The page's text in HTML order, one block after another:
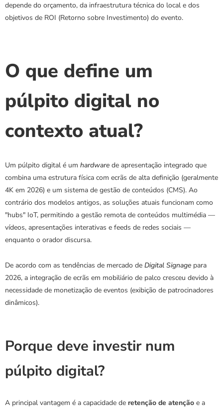
depende do orçamento, da infraestrutura técnica do local e dos
objetivos de ROI (Retorno sobre Investimento) do evento.
O que define um
púlpito digital no
contexto atual?
Um púlpito digital é um hardware de apresentação integrado que
combina uma estrutura física com ecrãs de alta definição (geralmente
4K em 2026) e um sistema de gestão de conteúdos (CMS). Ao
contrário dos modelos antigos, as soluções atuais funcionam como
"hubs" IoT, permitindo a gestão remota de conteúdos multimédia —
vídeos, apresentações interativas e feeds de redes sociais —
enquanto o orador discursa.
De acordo com as tendências de mercado de Digital Signage para
2026, a integração de ecrãs em mobiliário de palco cresceu devido à
necessidade de monetização de eventos (exibição de patrocinadores
dinâmicos).
Porque deve investir num
púlpito digital?
A principal vantagem é a capacidade de retenção de atenção